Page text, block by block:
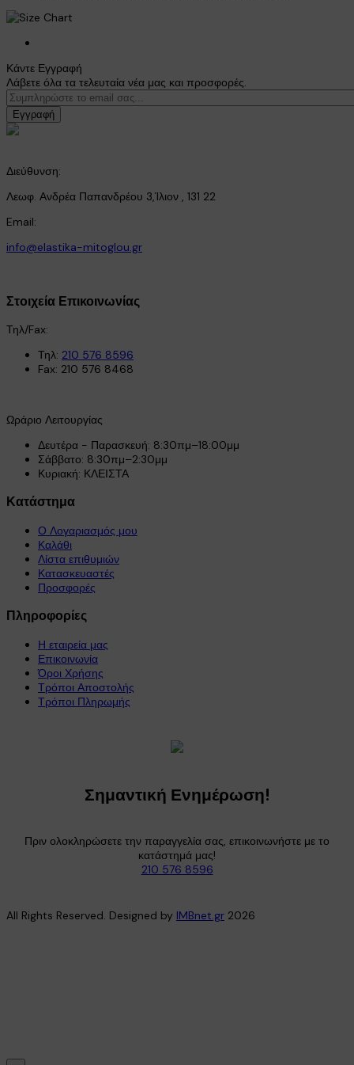
Κάντε Εγγραφή
Λάβετε όλα τα τελευταία νέα μας και προσφορές.
Εγγραφή
Διεύθυνση:
Λεωφ. Ανδρέα Παπανδρέου 3,Ίλιον , 131 22
Email:
info@elastika-mitoglou.gr
Στοιχεία Επικοινωνίας
Τηλ/Fax:
Τηλ: 210 576 8596
Fax: 210 576 8468
Ωράριο Λειτουργίας
Δευτέρα - Παρασκευή: 8:30πμ–18:00μμ
Σάββατο: 8:30πμ–2:30μμ
Κυριακή: ΚΛΕΙΣΤΑ
Κατάστημα
Ο Λογαριασμός μου
Καλάθι
Λίστα επιθυμιών
Κατασκευαστές
Προσφορές
Πληροφορίες
Η εταιρεία μας
Επικοινωνία
Όροι Χρήσης
Τρόποι Αποστολής
Τρόποι Πληρωμής
Σημαντική Ενημέρωση!
Πριν ολοκληρώσετε την παραγγελία σας, επικοινωνήστε με το
κατάστημά μας!
210 576 8596
All Rights Reserved. Designed by IMBnet.gr 2026